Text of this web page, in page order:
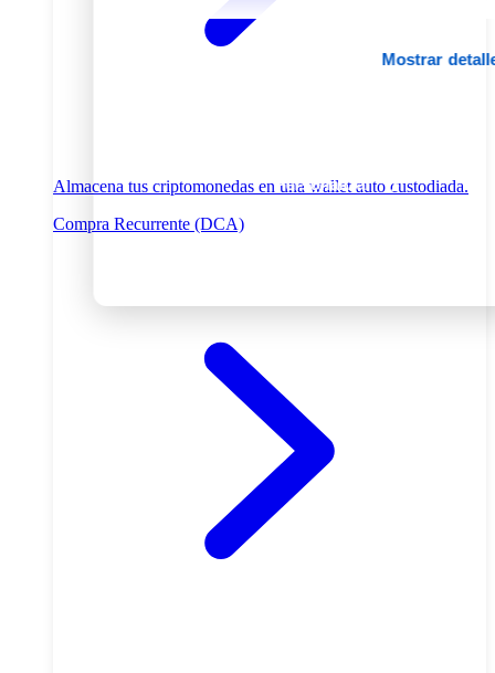
Mostrar
Personalizar
Almacena tus criptomonedas en una wallet auto custodiada.
Compra Recurrente (DCA)